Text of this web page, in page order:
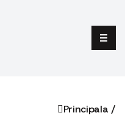
Principala /